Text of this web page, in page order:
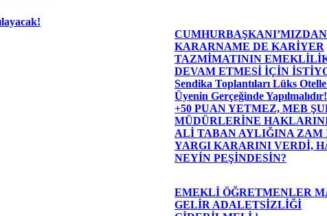
KARARNAME DE KARİYER
TAZMİMATININ
DEVAM ETMESİ İÇİN
Sendika Toplantıları Lüks
Üyenin Gerçeğinde Yapılmalıdır!
+50 PUAN YETMEZ, MEB
MÜDÜRLERİNE
ALİ TABAN AYLIĞINA ZAM
YARGI KARARINI VERDİ,
NEYİN PEŞİNDESİN?
EMEKLİ ÖĞRETMENLER
GELİR ADALETSİZLİĞİ